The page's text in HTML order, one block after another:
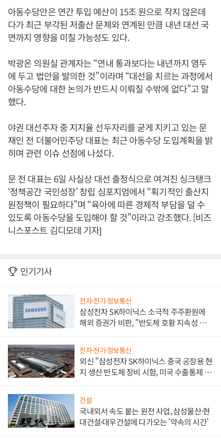
아동수당안은 연간 투입 예산이 15조 원으로 작지 않은데
다가 최근 부각된 저출산 문제와 연계된 만큼 내년 대선 국
면까지 영향을 미칠 가능성도 있다.
박광온 의원실 관계자는 “연내 통과보다는 내년까지 염두
에 두고 법안을 발의한 것”이라며 “대선을 치르는 과정에서
아동수당에 대한 논의가 반드시 이뤄질 수밖에 없다”고 말
했다.
야권 대선주자 중 지지율 선두자리를 굳게 지키고 있는 문
재인 전 더불어민주당 대표는 최근 아동수당 도입계획을 밝
히며 관련 이슈 선점에 나섰다.
문 전 대표는 6일 사실상 대선 출정식으로 여겨진 싱크탱크
‘정책공간 국민성장’ 창립 심포지엄에서 “획기적인 출산지
원정책이 필요하다”며 “육아에 따른 경제적 부담을 덜 수
있도록 아동수당을 도입해야 할 것”이라고 강조했다. [비즈
니스포스트 김디모데 기자]
인기기사
전자·전기·정보통신
삼성전자 SK하이닉스 소극적 주주환원에
해외 증권가 비판, "반도체 호황 지속성 의
전자·전기·정보통신
외신 "삼성전자 SK하이닉스 중국 공장용 현
지 생산 반도체 장비 시험, 미국 수출통제 대
건설
국내외서 속도 붙는 원전 사업, 삼성물산·현
대건설·대우건설에 다가오는 '약속의 시간'